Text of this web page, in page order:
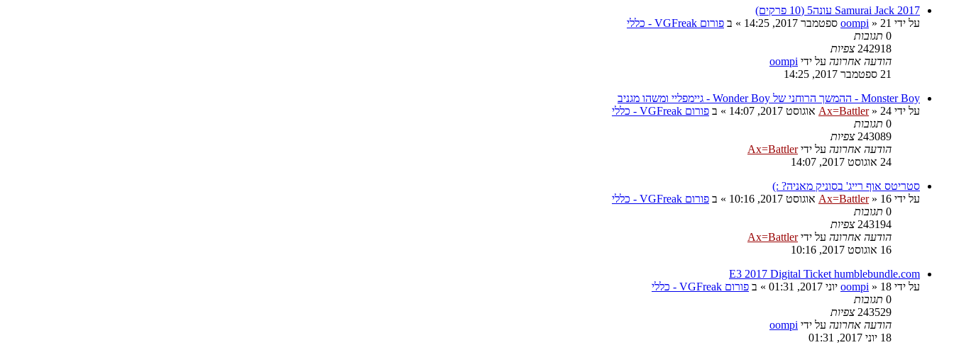
Samurai Jack 2017 עונה5 (10 פרקים)
על ידי
oompi » 21 ספטמבר 2017, 14:25 » ב פורום VGFreak - כללי
0 תגובות
242918 צפיות
הודעה אחרונה על ידי oompi
21 ספטמבר 2017, 14:25
Monster Boy - ההמשך הרוחני של Wonder Boy - גיימפליי ומשהו מגניב
על ידי
Ax=Battler» 24 אוגוסט 2017, 14:07 » ב פורום VGFreak - כללי
0 תגובות
243089 צפיות
הודעה אחרונה על ידיAx=Battler
24 אוגוסט 2017, 14:07
סטריטס אוף רייג' בסוניק מאניה? :)
על ידי
Ax=Battler» 16 אוגוסט 2017, 10:16 » ב פורום VGFreak - כללי
0 תגובות
243194 צפיות
הודעה אחרונה על ידיAx=Battler
16 אוגוסט 2017, 10:16
E3 2017 Digital Ticket humblebundle.com
על ידי
oompi » 18 יוני 2017, 01:31 » ב פורום VGFreak - כללי
0 תגובות
243529 צפיות
הודעה אחרונה על ידי oompi
18 יוני 2017, 01:31